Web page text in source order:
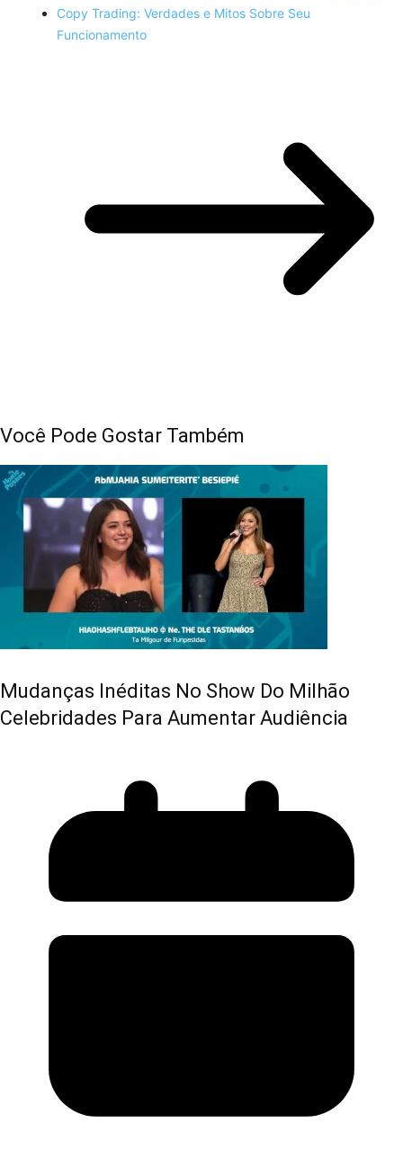
Copy Trading: Verdades e Mitos Sobre Seu
Funcionamento
Você Pode Gostar Também
Mudanças Inéditas No Show Do Milhão
Celebridades Para Aumentar Audiência